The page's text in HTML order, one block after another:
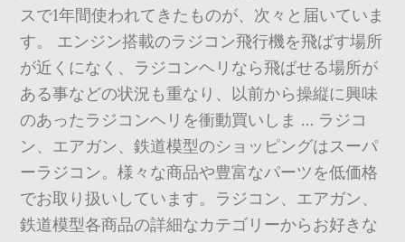
スで1年間使われてきたものが、次々と届いていま
す。 エンジン搭載のラジコン飛行機を飛ばす場所
が近くになく、ラジコンヘリなら飛ばせる場所が
ある事などの状況も重なり、以前から操縦に興味
のあったラジコンヘリを衝動買いしま … ラジコ
ン、エアガン、鉄道模型のショッピングはスーパ
ーラジコン。様々な商品や豊富なパーツを低価格
でお取り扱いしています。ラジコン、エアガン、
鉄道模型各商品の詳細なカテゴリーからお好きな